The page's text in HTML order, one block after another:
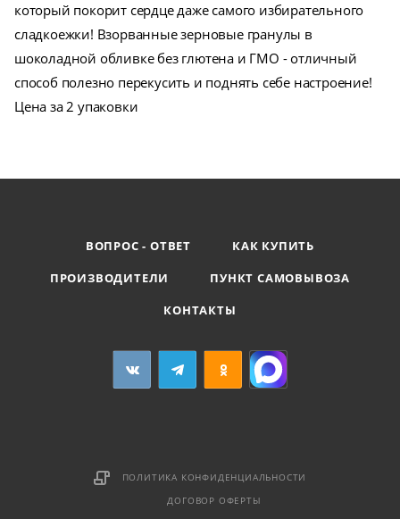
который покорит сердце даже самого избирательного
сладкоежки! Взорванные зерновые гранулы в
шоколадной обливке без глютена и ГМО - отличный
способ полезно перекусить и поднять себе настроение!
Цена за 2 упаковки
ВОПРОС - ОТВЕТ
КАК КУПИТЬ
ПРОИЗВОДИТЕЛИ
ПУНКТ САМОВЫВОЗА
КОНТАКТЫ
ПОЛИТИКА КОНФИДЕНЦИАЛЬНОСТИ
ДОГОВОР ОФЕРТЫ